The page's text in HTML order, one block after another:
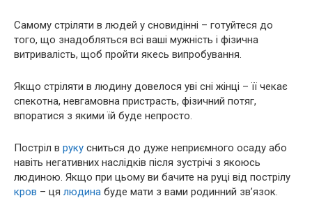
Самому стріляти в людей у сновидінні – готуйтеся до
того, що знадобляться всі ваші мужність і фізична
витривалість, щоб пройти якесь випробування.
Якщо стріляти в людину довелося уві сні жінці – її чекає
спекотна, невгамовна пристрасть, фізичний потяг,
впоратися з якими їй буде непросто.
Постріл в руку сниться до дуже неприємного осаду або
навіть негативних наслідків після зустрічі з якоюсь
людиною. Якщо при цьому ви бачите на руці від пострілу
кров – ця людина буде мати з вами родинний зв’язок.